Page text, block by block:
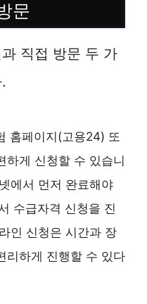
문
직접 방문 두 가
홈페이지(고용24) 또
하게 신청할 수 있습니
에서 먼저 완료해야
수급자격 신청을 진
인 신청은 시간과 장
리하게 진행할 수 있다